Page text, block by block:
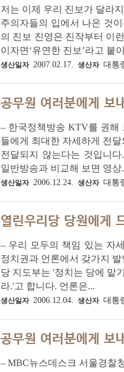
저는 이제 우리 진보가 달라
주의자들의 입에서 나온 것
의 진보 진영은 진작부터 이
이자면‘유연한 진보’라고 붙
생산일자 2007.02.17. 생산자 대통
공무원 여러분에게 보
– 한국정책방송 KTV를 권해
들에게 최대한 자세하게 전
전달되지 않는다는 것입니
일반방송과 비교해 보면 영상
생산일자 2006.12.24. 생산자 대통
열린우리당 당원에게
– 우리 모두의 책임 있는 자
정치권과 언론에서 갖가지
당 지도부는 '정치는 당에 맡
라.'고 합니다. 언론은...
생산일자 2006.12.04. 생산자 대통
공무원 여러분에게 보
– MBC뉴스데스크 서울경찰